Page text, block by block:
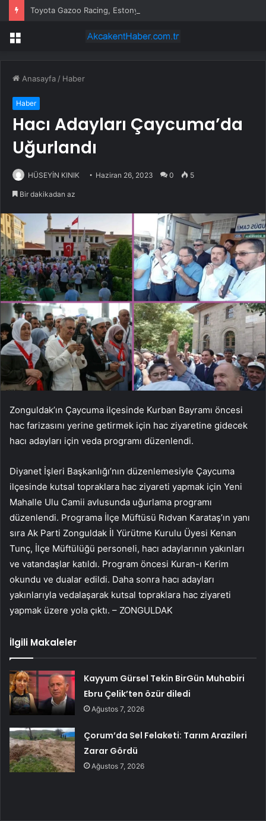
Menü
Anasayfa / Haber
Haber
Hacı Adayları Çaycuma’da
Uğurlandı
HÜSEYİN KINIK Haziran 26, 2023 0 5
Bir dakikadan az
Zonguldak’ın Çaycuma ilçesinde Kurban Bayramı öncesi
hac farizasını yerine getirmek için hac ziyaretine gidecek
hacı adayları için veda programı düzenlendi.
Diyanet İşleri Başkanlığı’nın düzenlemesiyle Çaycuma
ilçesinde kutsal topraklara hac ziyareti yapmak için Yeni
Mahalle Ulu Camii avlusunda uğurlama programı
düzenlendi. Programa İlçe Müftüsü Rıdvan Karataş’ın yanı
sıra Ak Parti Zonguldak İl Yürütme Kurulu Üyesi Kenan
Tunç, İlçe Müftülüğü personeli, hacı adaylarının yakınları
ve vatandaşlar katıldı. Program öncesi Kuran-ı Kerim
okundu ve dualar edildi. Daha sonra hacı adayları
yakınlarıyla vedalaşarak kutsal topraklara hac ziyareti
yapmak üzere yola çıktı. – ZONGULDAK
İlgili Makaleler
Kayyum Gürsel Tekin BirGün Muhabiri
Ebru Çelik’ten özür diledi
Ağustos 7, 2026
Çorum’da Sel Felaketi: Tarım Arazileri
Zarar Gördü
Ağustos 7, 2026